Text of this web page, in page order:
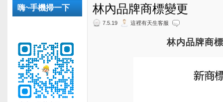
嗨~手機掃一下 林內品牌商標變更
7.5.19 這裡有天生客服
林内品牌商